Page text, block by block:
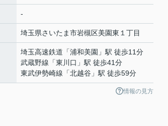
-
埼玉県さいたま市岩槻区美園東 １丁目
埼玉高速鉄道 「浦和美園 」駅 徒歩11分
武蔵野線 「東川口 」駅 徒歩41分
東武伊勢崎線 「北越谷 」駅 徒歩59分
情報の見方